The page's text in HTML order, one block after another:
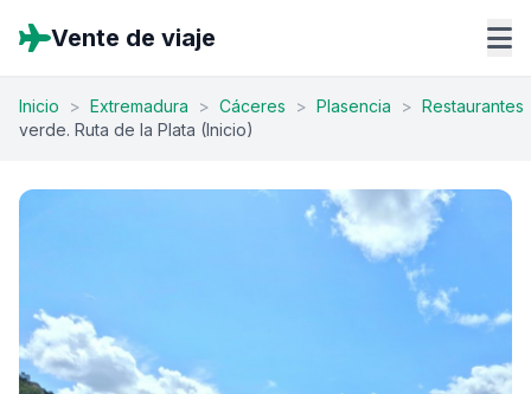
Vente de viaje
Inicio > Extremadura > Cáceres > Plasencia > Restaurantes
verde. Ruta de la Plata (Inicio)